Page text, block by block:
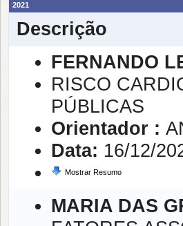
2021
Descrição
FERNANDO
RISCO
PÚBLICAS
Orientador :
Data: 16/12/
Mostrar Resumo
MARIA DAS